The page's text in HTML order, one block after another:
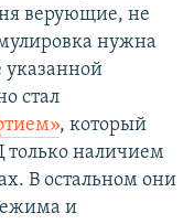
верующие, не
нужна
указанной
стал
, который
только наличием
В остальном они
и